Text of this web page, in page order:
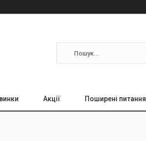
Акції Поширені питання